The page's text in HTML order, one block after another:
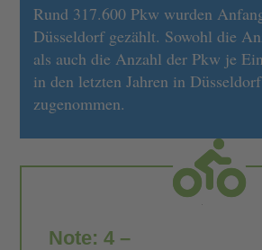
Rund 317.600 Pkw wurden
Düsseldorf gezählt. Sowohl die
als auch die Anzahl der Pkw je
in den letzten Jahren in
zugenommen.
Note: 4 –